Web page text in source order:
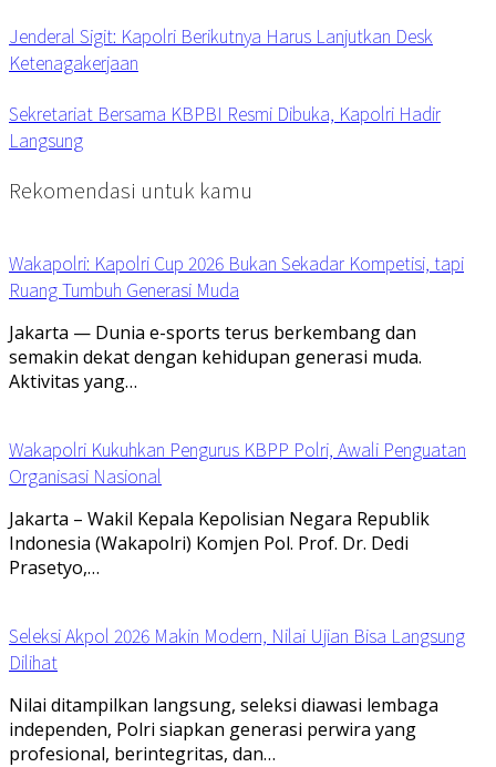
Jenderal Sigit: Kapolri Berikutnya Harus Lanjutkan Desk
Ketenagakerjaan
Sekretariat Bersama KBPBI Resmi Dibuka, Kapolri Hadir
Langsung
Rekomendasi untuk kamu
Wakapolri: Kapolri Cup 2026 Bukan Sekadar Kompetisi, tapi
Ruang Tumbuh Generasi Muda
Jakarta — Dunia e-sports terus berkembang dan
semakin dekat dengan kehidupan generasi muda.
Aktivitas yang…
Wakapolri Kukuhkan Pengurus KBPP Polri, Awali Penguatan
Organisasi Nasional
Jakarta – Wakil Kepala Kepolisian Negara Republik
Indonesia (Wakapolri) Komjen Pol. Prof. Dr. Dedi
Prasetyo,…
Seleksi Akpol 2026 Makin Modern, Nilai Ujian Bisa Langsung
Dilihat
Nilai ditampilkan langsung, seleksi diawasi lembaga
independen, Polri siapkan generasi perwira yang
profesional, berintegritas, dan…